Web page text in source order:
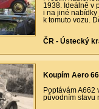
1938. Ideálně v
i na jiné
k tomuto vozu.
ČR - Ústecký
Koupím Aero
Poptávám A662
původním stavu